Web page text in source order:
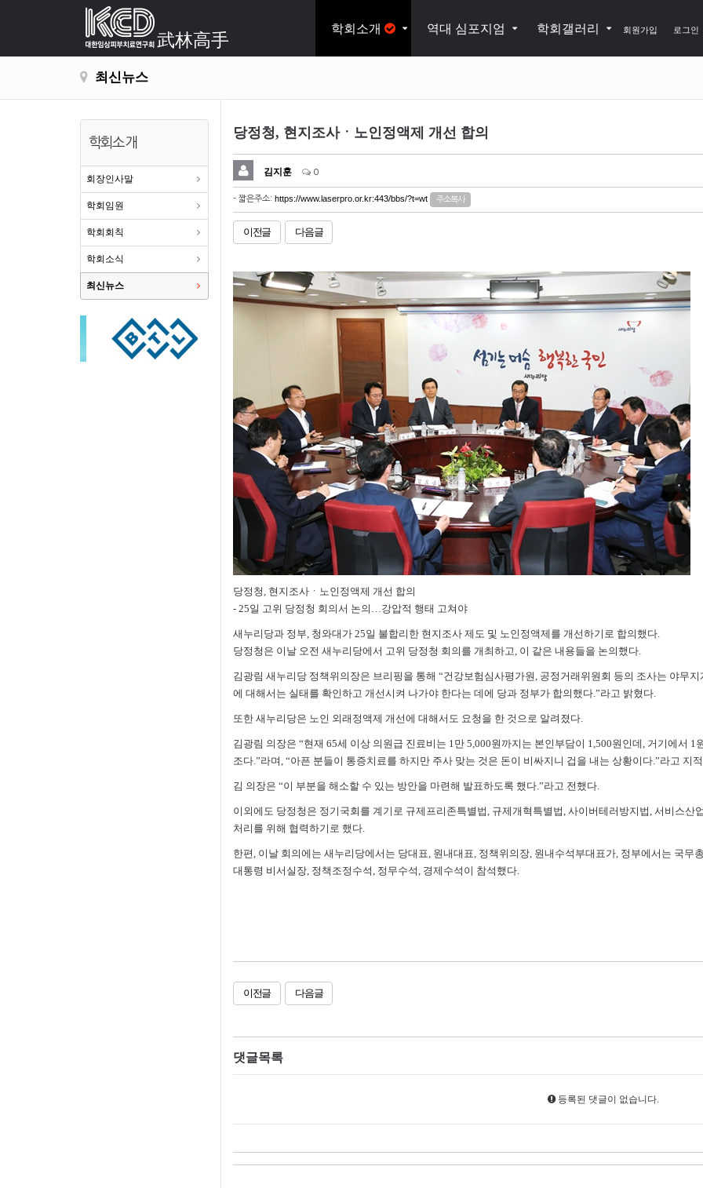
武林高手
학회소개 역대 심포지엄 학회갤러리 회원가입 로그인
최신뉴스
학회소개
회장인사말
학회임원
학회회칙
학회소식
최신뉴스
당정청, 현지조사ㆍ노인정액제 개선 합의
김지훈 0
- 짧은주소: https://www.laserpro.or.kr:443/bbs/?t=wt 주소복사
이전글 다음글
당정청, 현지조사ㆍ노인정액제 개선 합의
- 25일 고위 당정청 회의서 논의…강압적 행태 고쳐야
새누리당과 정부, 청와대가 25일 불합리한 현지조사 제도 및 노인정액제를 개선하기로 합의했다.
당정청은 이날 오전 새누리당에서 고위 당정청 회의를 개최하고, 이 같은 내용들을 논의했다.
김광림 새누리당 정책위의장은 브리핑을 통해 “건강보험심사평가원, 공정거래위원회 등의 조사는 야무
에 대해서는 실태를 확인하고 개선시켜 나가야 한다는 데에 당과 정부가 합의했다.”라고 밝혔다.
또한 새누리당은 노인 외래정액제 개선에 대해서도 요청을 한 것으로 알려졌다.
김광림 의장은 “현재 65세 이상 의원급 진료비는 1만 5,000원까지는 본인부담이 1,500원인데, 거기에서
조다.”라며, “아픈 분들이 통증치료를 하지만 주사 맞는 것은 돈이 비싸지니 겁을 내는 상황이다.”라고 지
김 의장은 “이 부분을 해소할 수 있는 방안을 마련해 발표하도록 했다.”라고 전했다.
이외에도 당정청은 정기국회를 계기로 규제프리존특별법, 규제개혁특별법, 사이버테러방지법, 서비스
처리를 위해 협력하기로 했다.
한편, 이날 회의에는 새누리당에서는 당대표, 원내대표, 정책위의장, 원내수석부대표가, 정부에서는 국
대통령 비서실장, 정책조정수석, 정무수석, 경제수석이 참석했다.
이전글 다음글
댓글목록
등록된 댓글이 없습니다.